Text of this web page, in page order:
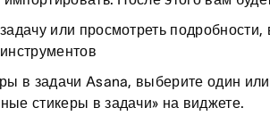
или просмотреть
в задачи Asana, выберите один
стикеры в задачи» на виджете.